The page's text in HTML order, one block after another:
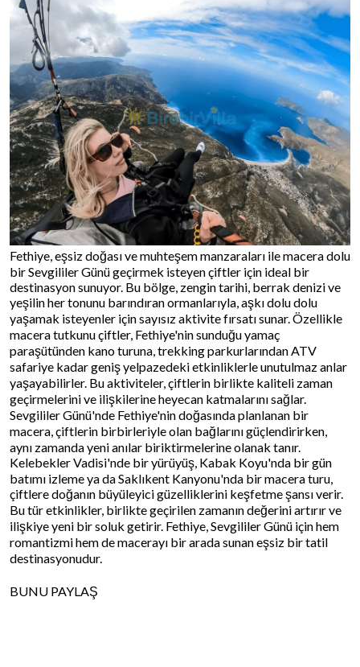
Fethiye, eşsiz doğası ve muhteşem manzaraları ile macera dolu
bir Sevgililer Günü geçirmek isteyen çiftler için ideal bir
destinasyon sunuyor. Bu bölge, zengin tarihi, berrak denizi ve
yeşilin her tonunu barındıran ormanlarıyla, aşkı dolu dolu
yaşamak isteyenler için sayısız aktivite fırsatı sunar. Özellikle
macera tutkunu çiftler, Fethiye'nin sunduğu yamaç
paraşütünden kano turuna, trekking parkurlarından ATV
safariye kadar geniş yelpazedeki etkinliklerle unutulmaz anlar
yaşayabilirler. Bu aktiviteler, çiftlerin birlikte kaliteli zaman
geçirmelerini ve ilişkilerine heyecan katmalarını sağlar.
Sevgililer Günü'nde Fethiye'nin doğasında planlanan bir
macera, çiftlerin birbirleriyle olan bağlarını güçlendirirken,
aynı zamanda yeni anılar biriktirmelerine olanak tanır.
Kelebekler Vadisi'nde bir yürüyüş, Kabak Koyu'nda bir gün
batımı izleme ya da Saklıkent Kanyonu'nda bir macera turu,
çiftlere doğanın büyüleyici güzelliklerini keşfetme şansı verir.
Bu tür etkinlikler, birlikte geçirilen zamanın değerini artırır ve
ilişkiye yeni bir soluk getirir. Fethiye, Sevgililer Günü için hem
romantizmi hem de macerayı bir arada sunan eşsiz bir tatil
destinasyonudur.
BUNU PAYLAŞ